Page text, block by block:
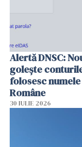
Alertă DNSC:
golește
folosesc
Române
30 IULIE 2026